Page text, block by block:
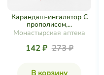
Карандаш-ингалятор С
прополисом,...
Монастырская аптека
142 ₽ 273 ₽